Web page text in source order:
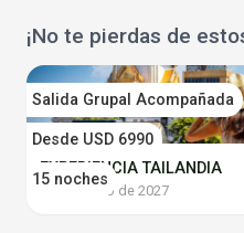
¡No te pierdas de
Salida Grupal Acompañada
Desde USD 6990
15 noches
EXPERIENCIA TAILANDIA
19 de enero de 2027